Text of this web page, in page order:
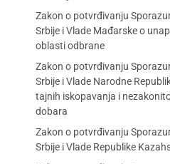
Zakon o potvrđivanju
Srbije i Vlade Mađarske o
oblasti odbrane
Zakon o potvrđivanju
Srbije i Vlade Narodne
tajnih iskopavanja i
dobara
Zakon o potvrđivanju
Srbije i Vlade Republike